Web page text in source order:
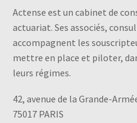
Actense est un cabinet de
actuariat. Ses associés,
accompagnent les
mettre en place et piloter,
leurs régimes.
42, avenue de la Grande-
75017 PARIS